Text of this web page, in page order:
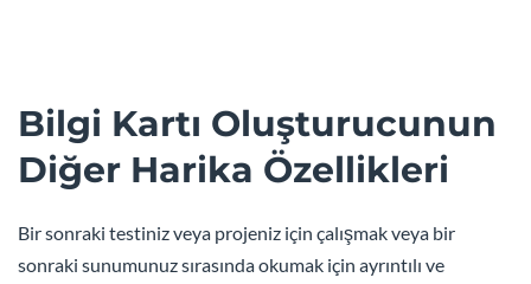
Bilgi Kartı Oluşturucunun
Diğer Harika Özellikleri
Bir sonraki testiniz veya projeniz için çalışmak veya bir
sonraki sunumunuz sırasında okumak için ayrıntılı ve